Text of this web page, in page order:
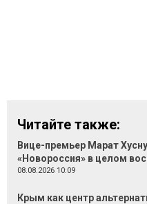
Читайте также:
Вице-премьер Марат
«Новороссия» в целом
08.08.2026 10:09
Крым как центр